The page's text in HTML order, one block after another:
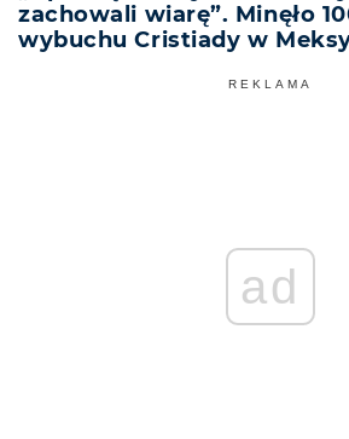
zachowali wiarę”. Minęło
wybuchu Cristiady w
REKLAMA
ad